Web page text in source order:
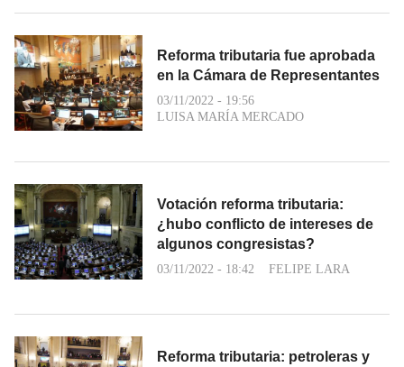
Reforma tributaria fue aprobada
en la Cámara de Representantes
03/11/2022 - 19:56
LUISA MARÍA MERCADO
Votación reforma tributaria:
¿hubo conflicto de intereses de
algunos congresistas?
03/11/2022 - 18:42 FELIPE LARA
Reforma tributaria: petroleras y